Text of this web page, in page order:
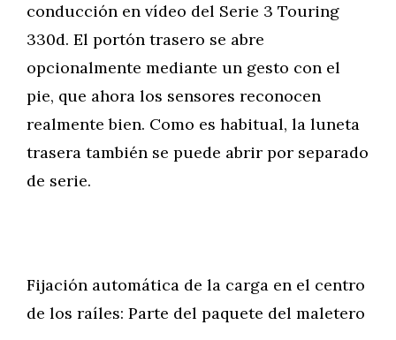
conducción en vídeo del Serie 3 Touring
330d. El portón trasero se abre
opcionalmente mediante un gesto con el
pie, que ahora los sensores reconocen
realmente bien. Como es habitual, la luneta
trasera también se puede abrir por separado
de serie.
Fijación automática de la carga en el centro
de los raíles: Parte del paquete del maletero